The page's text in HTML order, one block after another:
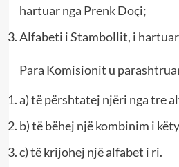
hartuar nga Prenk Doçi;
Alfabeti i Stambollit, i hartuar
Para Komisionit u
a) të përshtatej njëri nga tre
b) të bëhej një kombinim i
c) të krijohej një alfabet i ri.